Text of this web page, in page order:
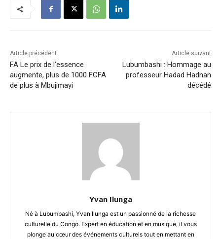
Article précédent
FA Le prix de l’essence
augmente, plus de 1000 FCFA
de plus à Mbujimayi
Article suivant
Lubumbashi : Hommage au
professeur Hadad Hadnan
décédé
Yvan Ilunga
Né à Lubumbashi, Yvan Ilunga est un passionné de la richesse
culturelle du Congo. Expert en éducation et en musique, il vous
plonge au cœur des événements culturels tout en mettant en